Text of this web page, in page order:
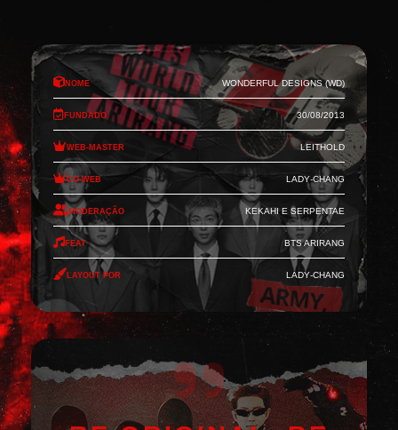
Nome Wonderful Designs (WD)
Fundado 30/08/2013
Web-Master Leithold
Co-Web Lady-Chang
Moderação Kekahi e Serpentae
Feat BTS Arirang
Layout por Lady-Chang